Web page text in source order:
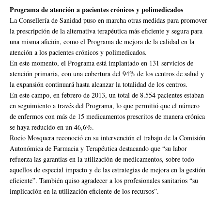
Programa de atención a pacientes crónicos y polimedicados
La Consellería de Sanidad puso en marcha otras medidas para promover
la prescripción de la alternativa terapéutica más eficiente y segura para
una misma afición, como el Programa de mejora de la calidad en la
atención a los pacientes crónicos y polimedicados.
En este momento, el Programa está implantado en 131 servicios de
atención primaria, con una cobertura del 94% de los centros de salud y
la expansión continuará hasta alcanzar la totalidad de los centros.
En este campo, en febrero de 2013, un total de 8.554 pacientes estaban
en seguimiento a través del Programa, lo que permitió que el número
de enfermos con más de 15 medicamentos prescritos de manera crónica
se haya reducido en un 46,6%.
Rocío Mosquera reconoció en su intervención el trabajo de la Comisión
Autonómica de Farmacia y Terapéutica destacando que “su labor
refuerza las garantías en la utilización de medicamentos, sobre todo
aquellos de especial impacto y de las estrategias de mejora en la gestión
eficiente”. También quiso agradecer a los profesionales sanitarios “su
implicación en la utilización eficiente de los recursos”.